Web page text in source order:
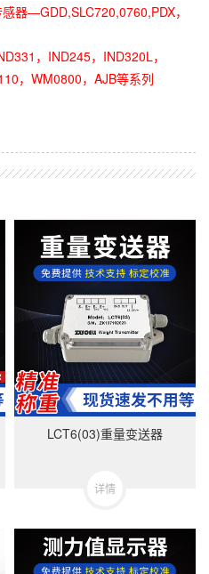
器—GDD,SLC720,0760,PDX，
，IND245，IND320L，
，WM0800，AJB等系列
LCT6(03)重量变送器
详情